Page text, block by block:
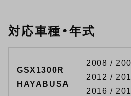
対応車種・年式
GSX1300R
HAYABUSA
2008 /
2012 /
2016 /